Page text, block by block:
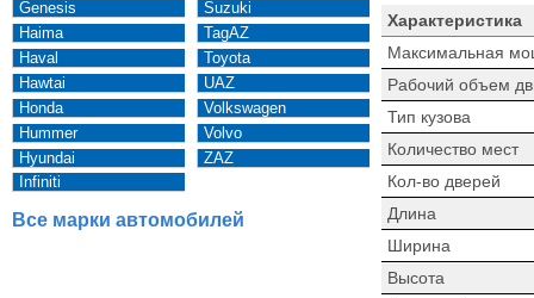
Genesis
Haima
Haval
Hawtai
Honda
Hummer
Hyundai
Infiniti
Suzuki
TagAZ
Toyota
UAZ
Volkswagen
Volvo
ZAZ
Все марки автомобилей
Характеристика
Максимальная
Рабочий объем
Тип кузова
Количество мест
Кол-во дверей
Длина
Ширина
Высота